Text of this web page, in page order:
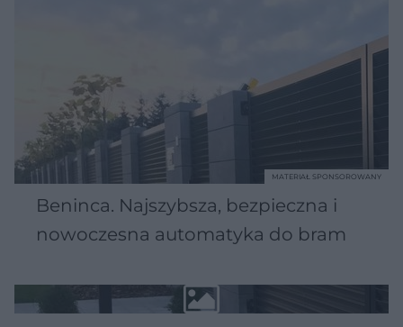
Beninca. Najszybsza, bezpieczna i
nowoczesna automatyka do bram
MATERIAŁ SPONSOROWANY